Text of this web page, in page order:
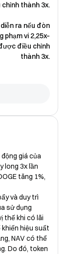
thành 3x.
ra nếu đòn
vi 2,25x–
điều chỉnh
thành 3x.
giá của
long 3x lần
tăng 1%,
và duy trì
sử dụng
thế khi có lãi
khiến hiệu suất
NAV có thể
Do đó, token